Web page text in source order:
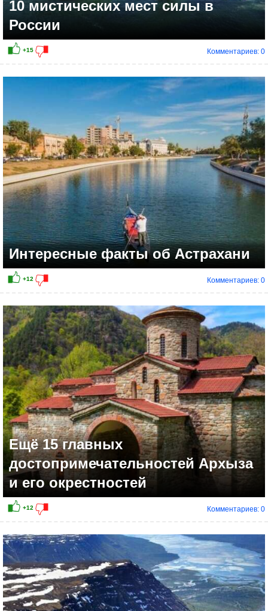
+12
10 мистических мест силы в
России
Комментариев: 0
Интересные факты об Астрахани
Комментариев: 0
Ещё 15 главных
достопримечательностей Архыза
и его окрестностей
Комментариев: 0